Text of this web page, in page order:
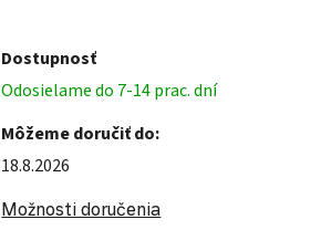
Dostupnosť
Odosielame do 7-14 prac. dní
Môžeme doručiť do:
18.8.2026
Možnosti doručenia